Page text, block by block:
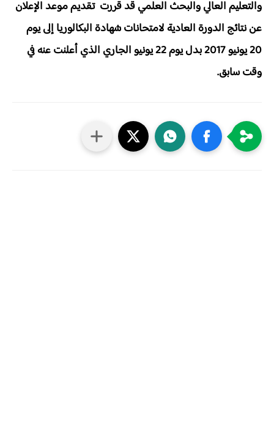
والتعليم العالي والبحث العلمي قد قررت تقديم موعد الإعلان
عن نتائج الدورة العادية لامتحانات شهادة البكالوريا إلى يوم
20 يونيو 2017 بدل يوم 22 يونيو الجاري الذي أعلنت عنه
في
وقت سابق.